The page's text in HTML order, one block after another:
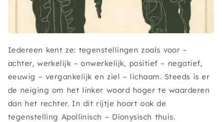
Iedereen kent ze: tegenstellingen zoals voor –
achter, werkelijk – onwerkelijk, positief – negatief,
eeuwig – vergankelijk en ziel – lichaam. Steeds is er
de neiging om het linker woord hoger te waarderen
dan het rechter. In dit rijtje hoort ook de
tegenstelling Apollinisch – Dionysisch thuis.